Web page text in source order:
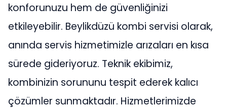
konforunuzu hem de güvenliğinizi
etkileyebilir. Beylikdüzü kombi servisi olarak,
anında servis hizmetimizle arızaları en kısa
sürede gideriyoruz. Teknik ekibimiz,
kombinizin sorununu tespit ederek kalıcı
çözümler sunmaktadır. Hizmetlerimizde